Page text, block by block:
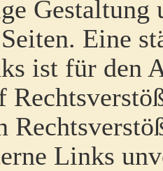
Gestaltung
Eine
ist für den
Links